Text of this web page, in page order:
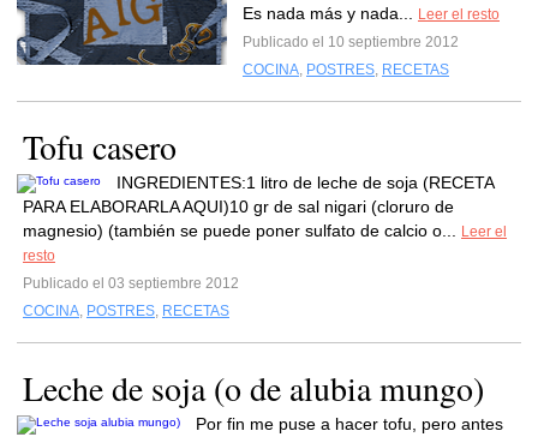
Es nada más y nada...
Leer el resto
Publicado el 10 septiembre 2012
COCINA, POSTRES, RECETAS
Tofu casero
INGREDIENTES:1 litro de leche de soja (RECETA
PARA ELABORARLA AQUI)10 gr de sal nigari (cloruro de
magnesio) (también se puede poner sulfato de calcio o...
Leer el
resto
Publicado el 03 septiembre 2012
COCINA, POSTRES, RECETAS
Leche de soja (o de alubia mungo)
Por fin me puse a hacer tofu, pero antes